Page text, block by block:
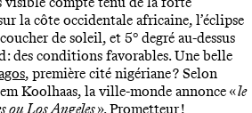
la côte occidentale africaine, l’éclipse
de soleil, et 5° degré au-dessus
: des conditions favorables. Une belle
, première cité nigériane ? Selon
Koolhaas, la ville-monde annonce «le
ou Los Angeles». Prometteur !